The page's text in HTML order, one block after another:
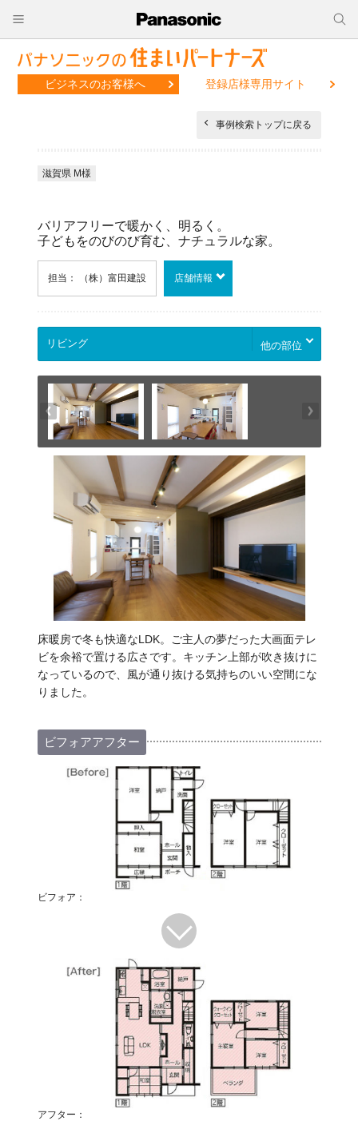
ビジネスのお客様へ 登録店様専用サイト
事例検索トップに戻る
滋賀県 M様
バリアフリーで暖かく、明るく。
子どもをのびのび育む、ナチュラルな家。
担当： （株）富田建設 店舗情報
他の部位
床暖房で冬も快適なLDK。ご主人の夢だった大画面テレ
ビを余裕で置ける広さです。キッチン上部が吹き抜けに
なっているので、風が通り抜ける気持ちのいい空間にな
りました。
ビフォアアフター
ビフォア：
アフター：